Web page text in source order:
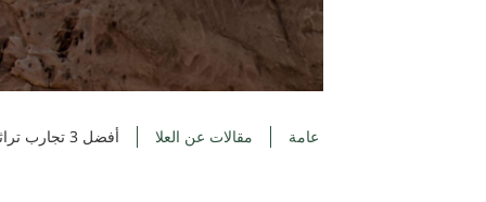
أفضل 3 تجارب تراثية